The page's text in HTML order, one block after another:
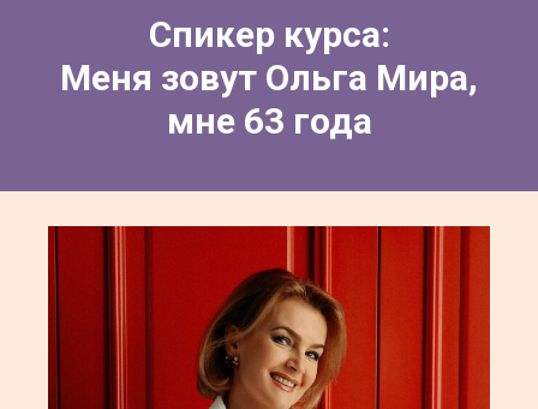
Спикер курса:
Меня зовут Ольга Мира,
мне 63 года